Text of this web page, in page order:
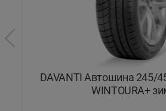
DAVANTI Автошина 245/
WINTOURA+